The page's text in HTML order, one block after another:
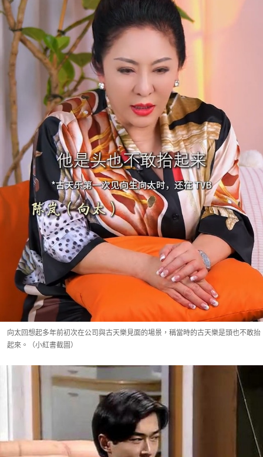
向太回想起多年前初次在公司與古天樂見面的場景，稱當時的古天樂是頭也不敢抬
起來。（小紅書截圖）